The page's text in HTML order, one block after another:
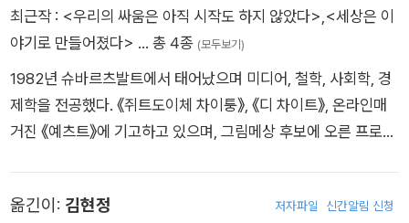
anz Meiner Meinung’을 기고하고 있으며, 프리데만 카릭과 함
께 팟캐스트 ‘해적방송국 파워플레이’를 진행하고 있다.
최근작 : <우리의 싸움은 아직 시작도 하지 않았다>,<세상은 이
야기로 만들어졌다> … 총 4종 (모두보기)
1982년 슈바르츠발트에서 태어났으며 미디어, 철학, 사회학, 경
제학을 전공했다. 《쥐트도이체 차이퉁》, 《디 차이트》, 온라인매
거진 《예츠트》에 기고하고 있으며, 그림메상 후보에 오른 프로그
미출간)을 출간했으며, 2019년에는 첫 소설인 『정글』(국내 미출
옮긴이: 김현정 저자파일 신간알림 신청